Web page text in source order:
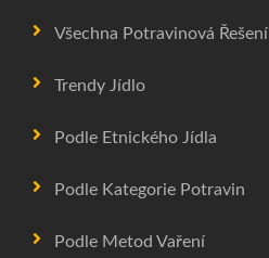
Všechna Potravinová Řešení
Trendy Jídlo
Podle Etnického Jídla
Podle Kategorie Potravin
Podle Metod Vaření